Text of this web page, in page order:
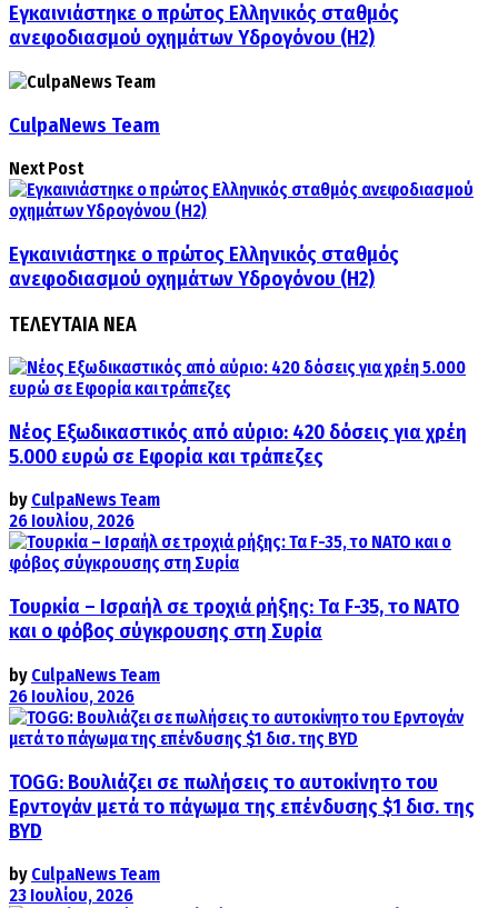
Εγκαινιάστηκε ο πρώτος Eλληνικός σταθµός
ανεφοδιασµού οχηµάτων Yδρογόνου (H2)
CulpaNews Team
Next Post
Εγκαινιάστηκε ο πρώτος Eλληνικός σταθµός
ανεφοδιασµού οχηµάτων Yδρογόνου (H2)
ΤΕΛΕΥΤΑΙΑ ΝΕΑ
Νέος Εξωδικαστικός από αύριο: 420 δόσεις για χρέη
5.000 ευρώ σε Εφορία και τράπεζες
by CulpaNews Team
26 Ιουλίου, 2026
Τουρκία – Ισραήλ σε τροχιά ρήξης: Τα F-35, το ΝΑΤΟ
και ο φόβος σύγκρουσης στη Συρία
by CulpaNews Team
26 Ιουλίου, 2026
TOGG: Βουλιάζει σε πωλήσεις το αυτοκίνητο του
Ερντογάν μετά το πάγωμα της επένδυσης $1 δισ. της
BYD
by CulpaNews Team
23 Ιουλίου, 2026